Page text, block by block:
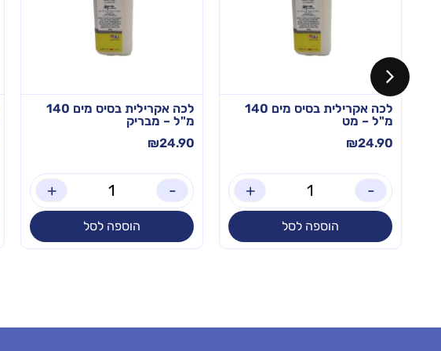
לכה אקרילית בסיס מים 140
מ"ל – מט
₪24.90
-
+
הוספה לסל
לכה אקרילית בסיס מים 140
מ"ל – מבריק
₪24.90
-
+
הוספה לסל